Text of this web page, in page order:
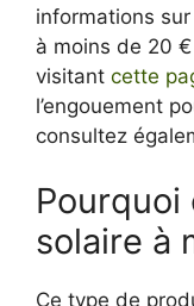
informations
à moins de 20
visitant cette
l’engouement
consultez
Pourquoi
solaire à
Ce type de